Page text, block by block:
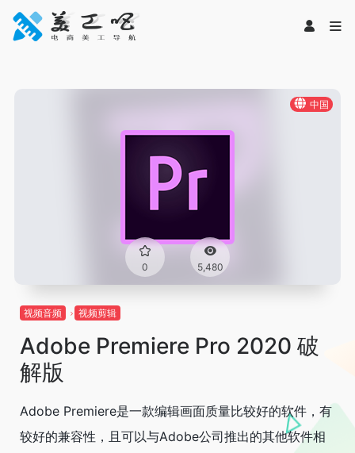
中国
0 5,480
视频音频 视频剪辑
Adobe Premiere Pro 2020 破
解版
Adobe Premiere是一款编辑画面质量比较好的软件，有
较好的兼容性，且可以与Adobe公司推出的其他软件相